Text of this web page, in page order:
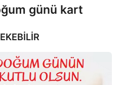
günü kart